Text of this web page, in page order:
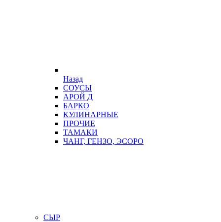
Назад
СОУСЫ
АРОЙ Д
БАРКО
КУЛИНАРНЫЕ
ПРОЧИЕ
ТАМАКИ
ЧАНГ, ГЕНЗО, ЭСОРО
СЫР